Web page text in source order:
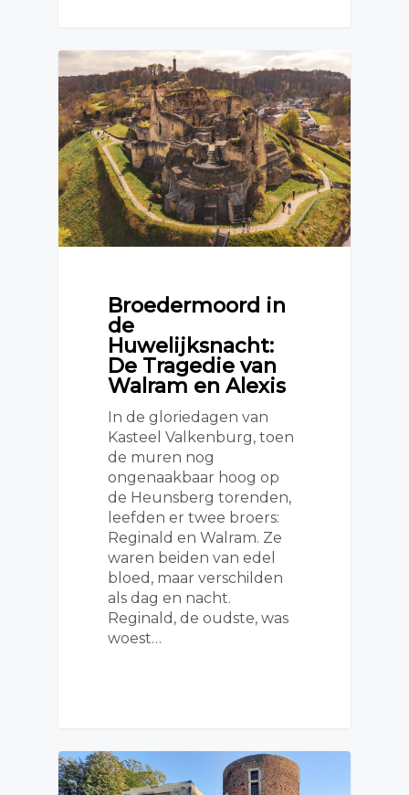
Broedermoord in
de
Huwelijksnacht:
De Tragedie van
Walram en Alexis
In de gloriedagen van
Kasteel Valkenburg, toen
de muren nog
ongenaakbaar hoog op
de Heunsberg torenden,
leefden er twee broers:
Reginald en Walram. Ze
waren beiden van edel
bloed, maar verschilden
als dag en nacht.
Reginald, de oudste, was
woest…